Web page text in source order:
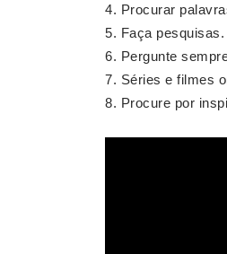
Procurar
Faça pesquisas.
Pergunte
Séries e filmes
Procure por